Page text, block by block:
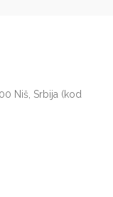
Niš, Srbija (kod